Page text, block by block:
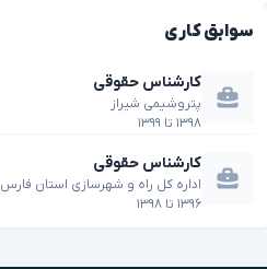
سوابق کاری
کارشناس حقوقی
پتروشیمی شیراز
۱۳۹۸ تا ۱۳۹۹
کارشناس حقوقی
اداره کل راه و شهرسازی استان فارس
۱۳۹۶ تا ۱۳۹۸